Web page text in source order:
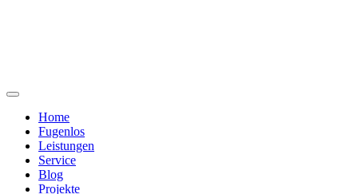
Home
Fugenlos
Leistungen
Service
Blog
Projekte